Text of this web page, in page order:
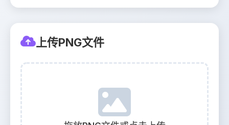
上传PNG文件